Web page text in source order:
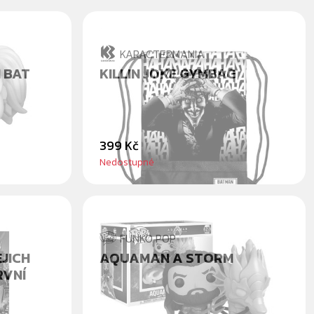
KARACTERMANIA
KILLIN JOKE GYMBAG
399 Kč
Nedostupné
FUNKO POP
AQUAMAN A STORM